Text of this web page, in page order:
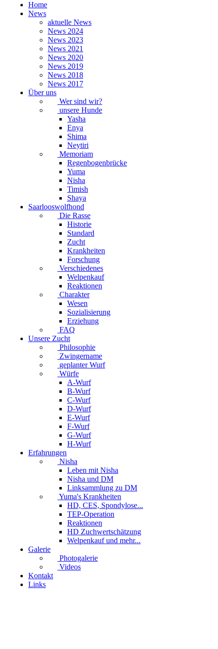
Home
News
aktuelle News
News 2024
News 2023
News 2021
News 2020
News 2019
News 2018
News 2017
Über uns
Wer sind wir?
unsere Hunde
Yasha
Enya
Shima
Neytiri
Memoriam
Regenbogenbrücke
Yuma
Nisha
Timish
Shaya
Saarlooswolfhond
Die Rasse
Historie
Standard
Zucht
Krankheiten
Forschung
Verschiedenes
Welpenkauf
Reaktionen
Charakter
Wesen
Sozialisierung
Erziehung
FAQ
Unsere Zucht
Philosophie
Zwingername
geplanter Wurf
Würfe
A-Wurf
B-Wurf
C-Wurf
D-Wurf
E-Wurf
F-Wurf
G-Wurf
H-Wurf
Erfahrungen
Nisha
Leben mit Nisha
Nisha und DM
Linksammlung zu DM
Yuma's Krankheiten
HD, CES, Spondylose...
TEP-Operation
Reaktionen
HD Zuchwertschätzung
Welpenkauf und mehr...
Galerie
Photogalerie
Videos
Kontakt
Links